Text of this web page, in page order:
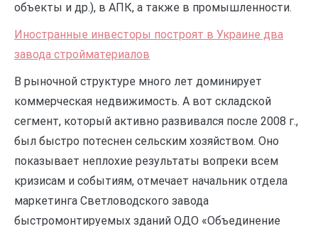
объекты и др.), в АПК, а также в промышленности.
Иностранные инвесторы построят в Украине два
завода стройматериалов
В рыночной структуре много лет доминирует
коммерческая недвижимость. А вот складской
сегмент, который активно развивался после 2008 г.,
был быстро потеснен сельским хозяйством. Оно
показывает неплохие результаты вопреки всем
кризисам и событиям, отмечает начальник отдела
маркетинга Светловодского завода
быстромонтируемых зданий ОДО «Объединение